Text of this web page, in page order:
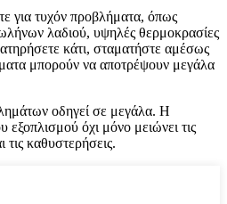
για τυχόν προβλήματα, όπως
λαδιού, υψηλές θερμοκρασίες
κάτι, σταματήστε αμέσως
μπορούν να αποτρέψουν μεγάλα
οδηγεί σε μεγάλα. Η
εξοπλισμού όχι μόνο μειώνει τις
τις καθυστερήσεις.